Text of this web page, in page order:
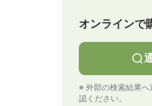
オンラインで
※ 外部の検索結果
認ください。